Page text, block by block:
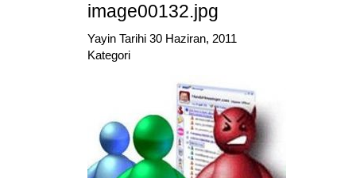
image00132.jpg
Yayin Tarihi 30 Haziran, 2011
Kategori